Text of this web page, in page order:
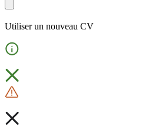
Utiliser un nouveau CV